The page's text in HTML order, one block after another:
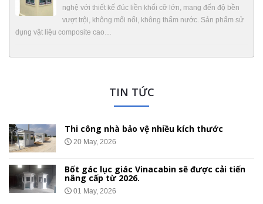
nghệ với thiết kế đúc liền khối cỡ lớn, mang đến độ bền
vượt trội, không mối nối, không thấm nước. Sản phẩm sử
dụng vật liệu composite cao…
TIN TỨC
Thi công nhà bảo vệ nhiều kích thước
20 May, 2026
Bốt gác lục giác Vinacabin sẽ được cải tiến
nâng cấp từ 2026.
01 May, 2026